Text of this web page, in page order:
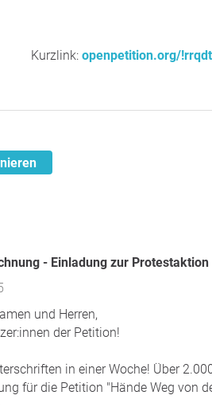
Kurzlink: openpetition.org/!rrqdt
- Einladung zur Protestaktion
und Herren,
der Petition!
in einer Woche! Über
für die Petition "Hände Weg von